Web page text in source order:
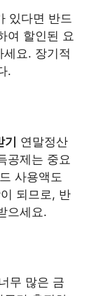
있다면 반드
여 할인된 요
요. 장기적
.
기 연말정산
공제는 중요
사용액도
되므로, 반
으세요.
무 많은 금